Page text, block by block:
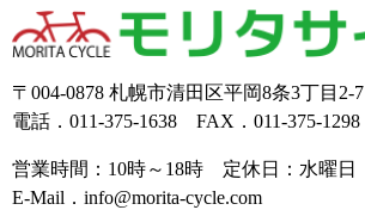
〒004-0878 札幌市清田区平岡8条3丁目2-7
電話．011-375-1638 FAX．011-375-1298
営業時間：10時～18時 定休日：水曜日
E-Mail．info@morita-cycle.com